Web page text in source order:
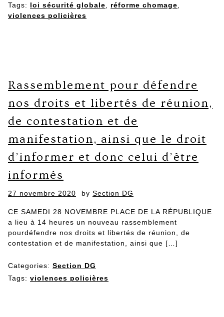
Tags: loi sécurité globale réforme chomage
violences policières
Rassemblement pour défendre
nos droits et libertés de réunion,
de contestation et de
manifestation, ainsi que le droit
d’informer et donc celui d’être
informés
Posted
27 novembre 2020 by Section DG
CE SAMEDI 28 NOVEMBRE PLACE DE LA RÉPUBLIQUE
a lieu à 14 heures un nouveau rassemblement
pourdéfendre nos droits et libertés de réunion, de
contestation et de manifestation, ainsi que […]
Categories: Section DG
Tags: violences policières